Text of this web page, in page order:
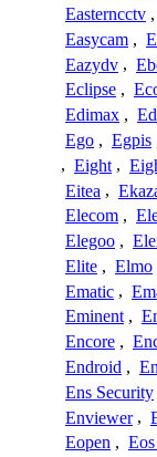
Easterncctv ,
Easycam ,
Eazydv ,
Eclipse ,
Edimax ,
Ego , Egpis
, Eight ,
Eitea ,
Elecom ,
Elegoo ,
Elite , Elmo
Ematic ,
Eminent ,
Encore ,
Endroid ,
Ens Security
Enviewer ,
Eopen ,